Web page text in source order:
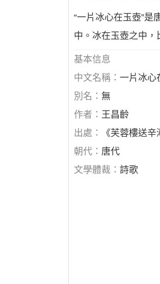
“一片冰心在玉壺”
中。冰在玉壺之中，
基本信息
中文名稱：一片冰心
別名： 無
作者： 王昌齡
出處：
《芙蓉樓送辛
朝代： 唐代
文學體裁：詩歌